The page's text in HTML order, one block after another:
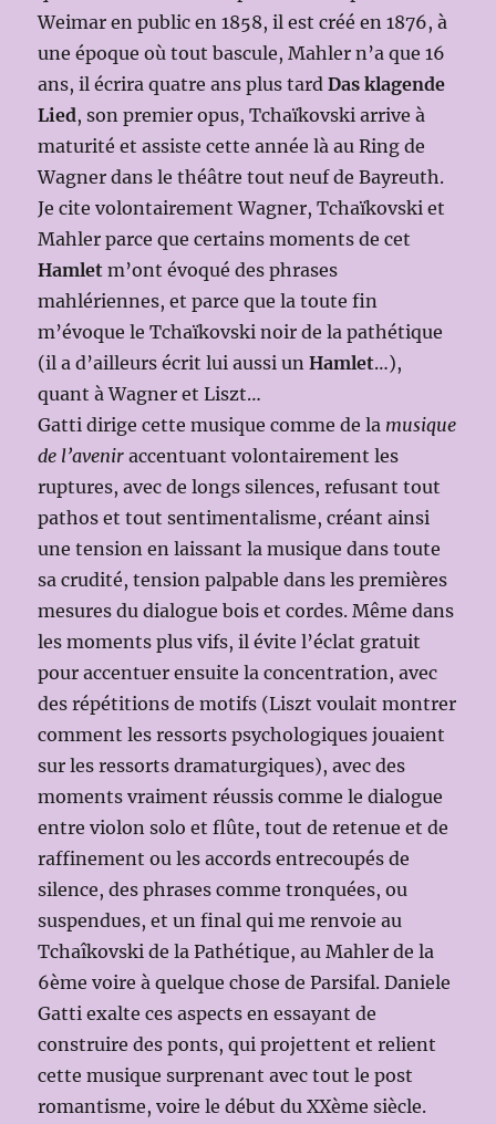
Weimar en public en 1858, il est créé en 1876, à
une époque où tout bascule, Mahler n’a que 16
ans, il écrira quatre ans plus tardDas klagende
Lied, son premier opus, Tchaïkovski arrive à
maturité et assiste cette année là au Ring de
Wagner dans le théâtre tout neuf de Bayreuth.
Je cite volontairement Wagner, Tchaïkovski et
Mahler parce que certains moments de cet
Hamlet m’ont évoqué des phrases
mahlériennes, et parce que la toute fin
m’évoque le Tchaïkovski noir de la pathétique
(il a d’ailleurs écrit lui aussi unHamlet…),
quant à Wagner et Liszt…
Gatti dirige cette musique comme de la musique
de l’avenir accentuant volontairement les
ruptures, avec de longs silences, refusant tout
pathos et tout sentimentalisme, créant ainsi
une tension en laissant la musique dans toute
sa crudité, tension palpable dans les premières
mesures du dialogue bois et cordes. Même dans
les moments plus vifs, il évite l’éclat gratuit
pour accentuer ensuite la concentration, avec
des répétitions de motifs (Liszt voulait montrer
comment les ressorts psychologiques jouaient
sur les ressorts dramaturgiques), avec des
moments vraiment réussis comme le dialogue
entre violon solo et flûte, tout de retenue et de
raffinement ou les accords entrecoupés de
silence, des phrases comme tronquées, ou
suspendues, et un final qui me renvoie au
Tchaîkovski de la Pathétique, au Mahler de la
6ème voire à quelque chose de Parsifal. Daniele
Gatti exalte ces aspects en essayant de
construire des ponts, qui projettent et relient
cette musique surprenant avec tout le post
romantisme, voire le début du XXème siècle.